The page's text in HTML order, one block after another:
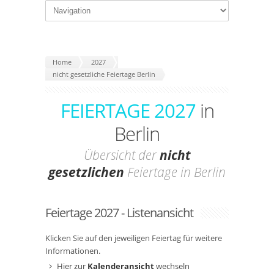
Home
2027
nicht gesetzliche Feiertage Berlin
FEIERTAGE 2027in
Berlin
Übersicht dernicht
gesetzlichen Feiertage in Berlin
Feiertage 2027 - Listenansicht
Klicken Sie auf den jeweiligen Feiertag für weitere
Informationen.
Hier zur Kalenderansichtwechseln